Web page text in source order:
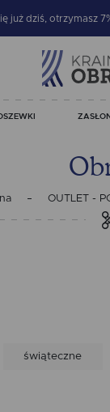
już dziś, otrzymasz
OUTLET -
świąteczne